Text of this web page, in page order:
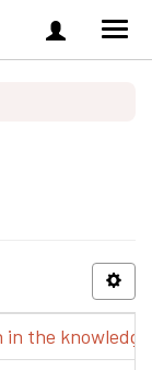
Zaloguj
się
the